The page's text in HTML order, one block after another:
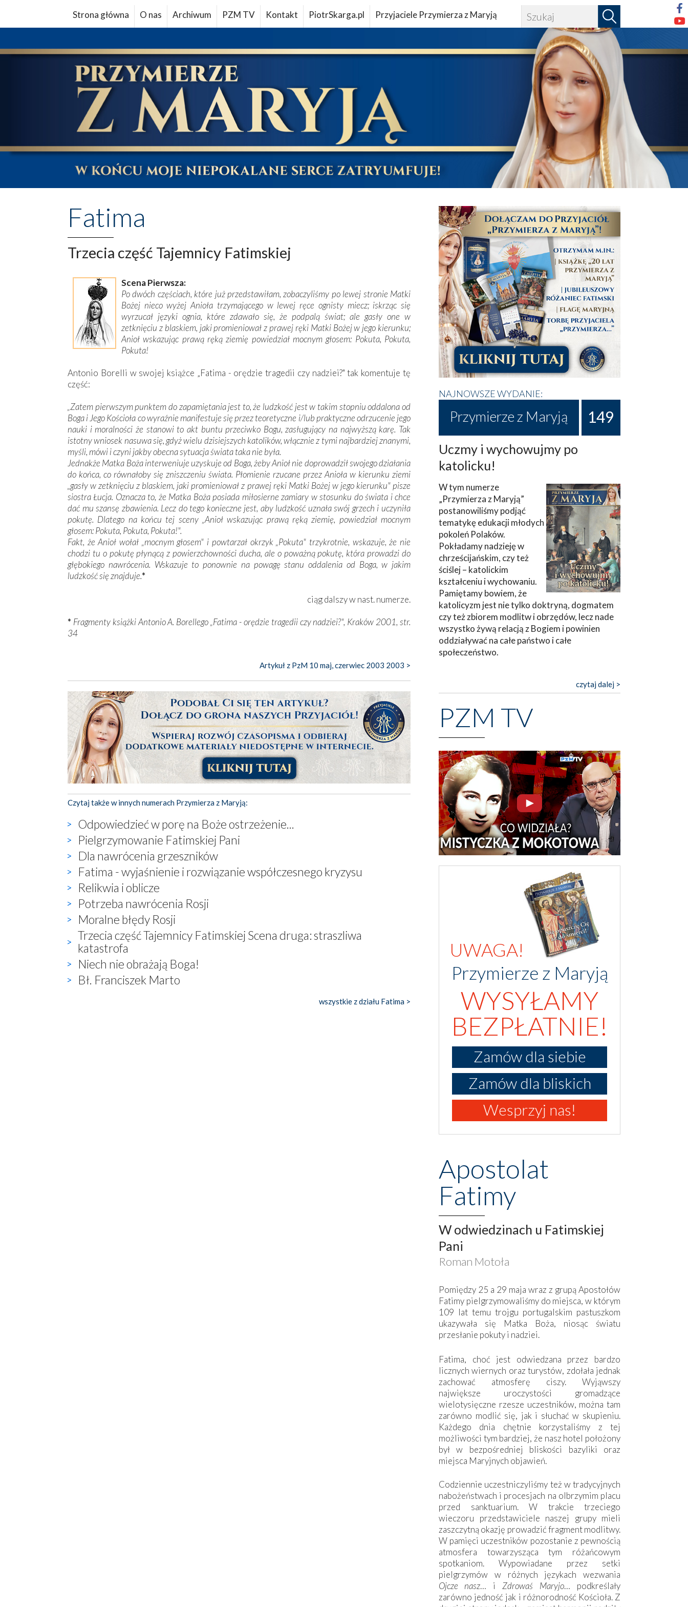
Strona główna O nas Archiwum PZM TV Kontakt PiotrSkarga.pl Przyjaciele Przymierza z Maryją
Fatima
Trzecia część Tajemnicy Fatimskiej
Scena Pierwsza:
Po dwóch częściach, które już przedstawiłam, zobaczyliśmy po lewej stronie Matki
Bożej nieco wyżej Anioła trzymającego w lewej ręce ognisty miecz; iskrząc się
wyrzucał języki ognia, które zdawało się, że podpalą świat; ale gasły one w
zetknięciu z blaskiem, jaki promieniował z prawej ręki Matki Bożej w jego kierunku;
Anioł wskazując prawą ręką ziemię powiedział mocnym głosem: Pokuta, Pokuta,
Pokuta!
Antonio Borelli w swojej książce „Fatima - orędzie tragedii czy nadziei?" tak komentuje tę
część:
„Zatem pierwszym punktem do zapamiętania jest to, że ludzkość jest w takim stopniu oddalona od
Boga i Jego Kościoła co wyraźnie manifestuje się przez teoretyczne i/lub praktyczne odrzucenie jego
nauki i moralności że stanowi to akt buntu przeciwko Bogu, zasługujący na najwyższą karę. Tak
istotny wniosek nasuwa się, gdyż wielu dzisiejszych katolików, włącznie z tymi najbardziej znanymi,
myśli, mówi i czyni jakby obecna sytuacja świata taka nie była.
Jednakże Matka Boża interweniuje uzyskuje od Boga, żeby Anioł nie doprowadził swojego działania
do końca, co równałoby się zniszczeniu świata. Płomienie rzucane przez Anioła w kierunku ziemi
„gasły w zetknięciu z blaskiem, jaki promieniował z prawej ręki Matki Bożej w jego kierunku" pisze
siostra Łucja. Oznacza to, że Matka Boża posiada miłosierne zamiary w stosunku do świata i chce
dać mu szansę zbawienia. Lecz do tego konieczne jest, aby ludzkość uznała swój grzech i uczyniła
pokutę. Dlatego na końcu tej sceny „Anioł wskazując prawą ręką ziemię, powiedział mocnym
głosem: Pokuta, Pokuta, Pokuta!".
Fakt, że Anioł wołał „mocnym głosem" i powtarzał okrzyk „Pokuta" trzykrotnie, wskazuje, że nie
chodzi tu o pokutę płynącą z powierzchowności ducha, ale o poważną pokutę, która prowadzi do
głębokiego nawrócenia. Wskazuje to ponownie na powagę stanu oddalenia od Boga, w jakim
ludzkość się znajduje.*
ciąg dalszy w nast. numerze.
* Fragmenty książki Antonio A. Borellego „Fatima - orędzie tragedii czy nadziei?", Kraków 2001, str.
34
Artykuł z PzM 10 maj, czerwiec 2003 2003 >
Czytaj także w innych numerach Przymierza z Maryją:
Odpowiedzieć w porę na Boże ostrzeżenie...
Pielgrzymowanie Fatimskiej Pani
Dla nawrócenia grzeszników
Fatima - wyjaśnienie i rozwiązanie współczesnego kryzysu
Relikwia i oblicze
Potrzeba nawrócenia Rosji
Moralne błędy Rosji
Trzecia część Tajemnicy Fatimskiej Scena druga: straszliwa
katastrofa
Niech nie obrażają Boga!
Bł. Franciszek Marto
wszystkie z działu Fatima >
NAJNOWSZE WYDANIE:
Przymierze z Maryją 149
Uczmy i wychowujmy po
katolicku!
W tym numerze
„Przymierza z Maryją”
postanowiliśmy podjąć
tematykę edukacji młodych
pokoleń Polaków.
Pokładamy nadzieję w
chrześcijańskim, czy też
ściślej – katolickim
kształceniu i wychowaniu.
Pamiętamy bowiem, że
katolicyzm jest nie tylko doktryną, dogmatem
czy też zbiorem modlitw i obrzędów, lecz nade
wszystko żywą relacją z Bogiem i powinien
oddziaływać na całe państwo i całe
społeczeństwo.
czytaj dalej >
PZM TV
UWAGA!
Przymierze z Maryją
WYSYŁAMY
BEZPŁATNIE!
Zamów dla siebie
Zamów dla bliskich
Wesprzyj nas!
Apostolat
Fatimy
W odwiedzinach u Fatimskiej
Pani
Roman Motoła
Pomiędzy 25 a 29 maja wraz z grupą Apostołów
Fatimy pielgrzymowaliśmy do miejsca, w którym
109 lat temu trojgu portugalskim pastuszkom
ukazywała się Matka Boża, niosąc światu
przesłanie pokuty i nadziei.
Fatima, choć jest odwiedzana przez bardzo
licznych wiernych oraz turystów, zdołała jednak
zachować atmosferę ciszy. Wyjąwszy
największe uroczystości gromadzące
wielotysięczne rzesze uczestników, można tam
zarówno modlić się, jak i słuchać w skupieniu.
Każdego dnia chętnie korzystaliśmy z tej
możliwości tym bardziej, że nasz hotel położony
był w bezpośredniej bliskości bazyliki oraz
miejsca Maryjnych objawień.
Codziennie uczestniczyliśmy też w tradycyjnych
nabożeństwach i procesjach na olbrzymim placu
przed sanktuarium. W trakcie trzeciego
wieczoru przedstawiciele naszej grupy mieli
zaszczytną okazję prowadzić fragment modlitwy.
W pamięci uczestników pozostanie z pewnością
atmosfera towarzysząca tym różańcowym
spotkaniom. Wypowiadane przez setki
pielgrzymów w różnych językach wezwania
Ojcze nasz… i Zdrowaś Maryjo… podkreślały
zarówno jedność jak i różnorodność Kościoła. Z